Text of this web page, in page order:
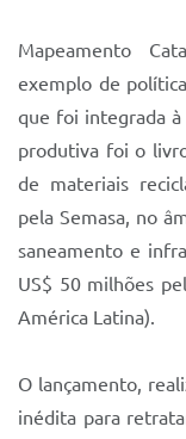
Mapeamento
exemplo de
que foi integrada à
produtiva foi o
de materiais
pela Semasa, no
saneamento e
US$ 50 milhões
América Latina).
O lançamento,
inédita para